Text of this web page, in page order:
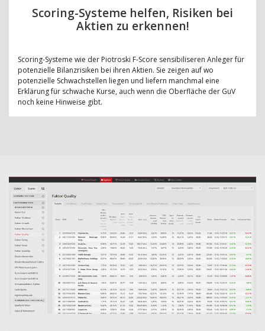
Scoring-Systeme helfen, Risiken bei
Aktien zu erkennen!
Scoring-Systeme wie der Piotroski F-Score sensibiliseren Anleger für
potenzielle Bilanzrisiken bei ihren Aktien. Sie zeigen auf wo
potenzielle Schwachstellen liegen und liefern manchmal eine
Erklärung für schwache Kurse, auch wenn die Oberfläche der GuV
noch keine Hinweise gibt.